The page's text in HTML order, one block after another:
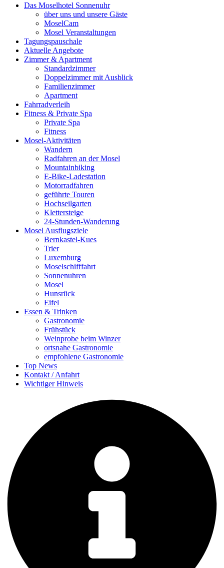
Das Moselhotel Sonnenuhr
über uns und unsere Gäste
MoselCam
Mosel Veranstaltungen
Tagungspauschale
Aktuelle Angebote
Zimmer & Apartment
Standardzimmer
Doppelzimmer mit Ausblick
Familienzimmer
Apartment
Fahrradverleih
Fitness & Private Spa
Private Spa
Fitness
Mosel-Aktivitäten
Wandern
Radfahren an der Mosel
Mountainbiking
E-Bike-Ladestation
Motorradfahren
geführte Touren
Hochseilgarten
Klettersteige
24-Stunden-Wanderung
Mosel Ausflugsziele
Bernkastel-Kues
Trier
Luxemburg
Moselschifffahrt
Sonnenuhren
Mosel
Hunsrück
Eifel
Essen & Trinken
Gastronomie
Frühstück
Weinprobe beim Winzer
ortsnahe Gastronomie
empfohlene Gastronomie
Top News
Kontakt / Anfahrt
Wichtiger Hinweis